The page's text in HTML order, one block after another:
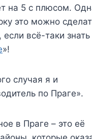
на 5 с плюсом.
это можно
всё-таки знать
»!
случая я и
по Праге».
в Праге – это её